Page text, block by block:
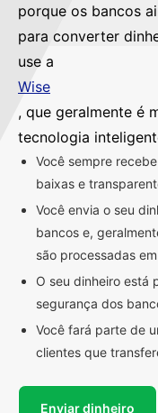
porque os bancos
para converter
use a
Wise
, que geralmente é
tecnologia
Você sempre
baixas e
Você envia o seu
bancos e,
são processadas
O seu dinheiro está
segurança dos
Você fará parte de
clientes que
Enviar dinheiro